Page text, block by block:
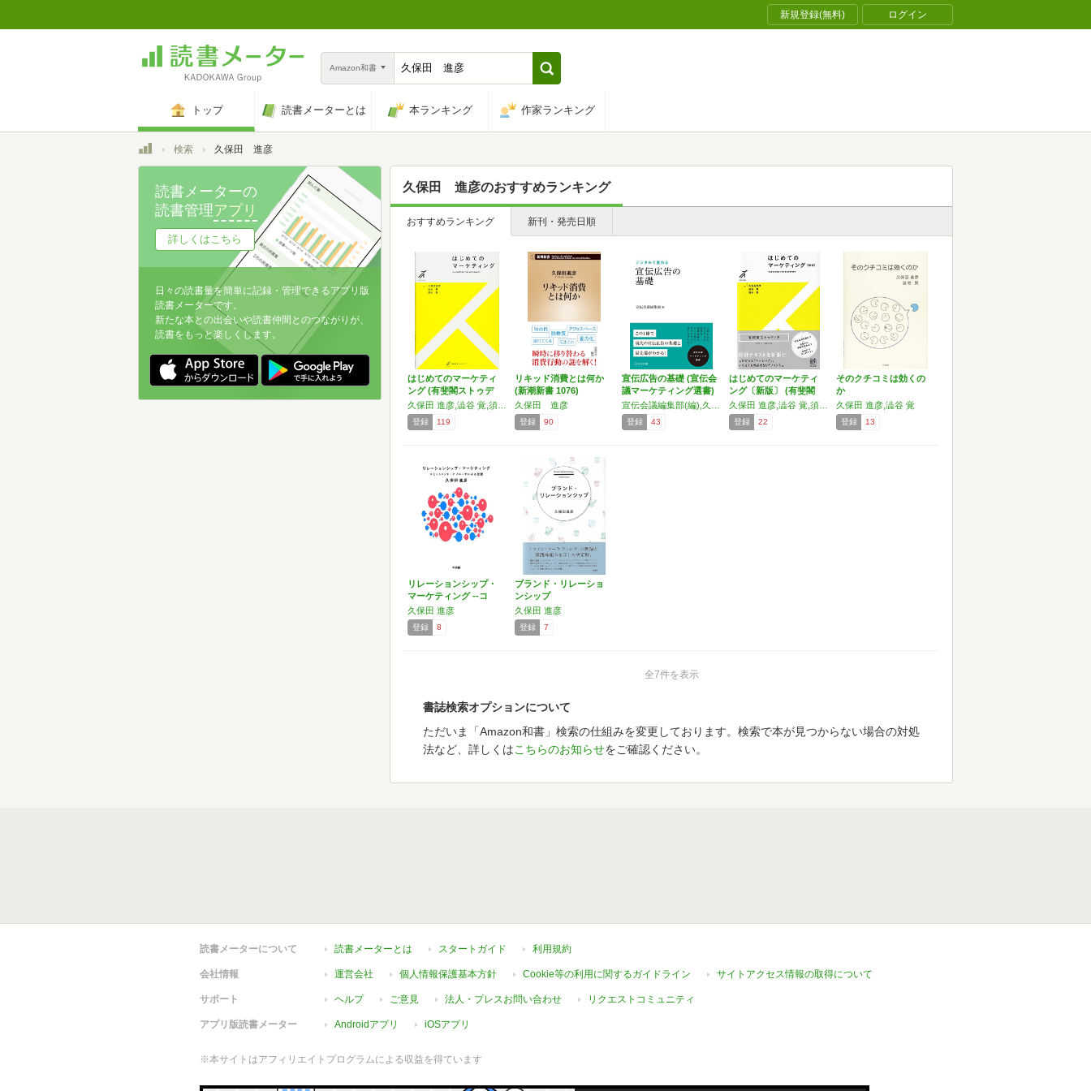
新規登録(無料) ログイン
Amazon和書
トップ 読書メーターとは 本ランキング 作家ランキング
トップ検索 久保田 進彦
久保田 進彦のおすすめランキング
おすすめランキング 新刊・発売日順
はじめてのマーケティ
ング (有斐閣ストゥデ
ィ…
登録 119
リキッド消費とは何か
(新潮新書 1076)
久保田 進彦
登録 90
宣伝広告の基礎 (宣伝会
議マーケティング選書)
登録 43
はじめてのマーケティ
ング〔新版〕 (有斐閣
ス…
登録 22
そのクチコミは効くの
か
久保田 進彦,澁谷 覚
登録 13
リレーションシップ・
マーケティング --コ
ミ…
久保田 進彦
登録 8
ブランド・リレーショ
ンシップ
久保田 進彦
登録 7
全7件を表示
書誌検索オプションについて
ただいま「Amazon和書」検索の仕組みを変更しております。検索で本が見つからない場合の対処
法など、詳しくはこちらのお知らせをご確認ください。
読書メーターの
読書管理アプリ
詳しくはこちら
日々の読書量を簡単に記録・管理できるアプリ版
読書メーターです。
新たな本との出会いや読書仲間とのつながりが、
読書をもっと楽しくします。
読書メーターについて 読書メーターとは スタートガイド 利用規約
会社情報 運営会社 個人情報保護基本方針 Cookie等の利用に関するガイドライン サイトアクセス情報の取得について
サポート ヘルプ ご意見 法人・プレスお問い合わせ リクエストコミュニティ
アプリ版読書メーター Androidアプリ iOSアプリ
※本サイトはアフィリエイトプログラムによる収益を得ています